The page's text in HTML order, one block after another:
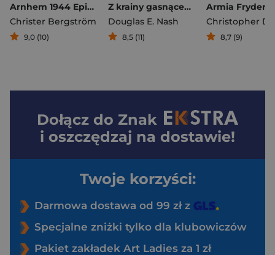
Arnhem 1944 Epicka bitwa opisana na nowo
Christer Bergström
9,0 (10)
Z krainy gasnącego słońca. Tom 1. IV Korpus Pancerny SS w walkach o Warszawę, lipiec-listopad 1944
Douglas E. Nash
8,5 (11)
Christopher
8,7 (9)
Dołącz do Znak
i oszczędzaj na dostawie!
Twoje korzyści:
Darmowa dostawa od 99 zł z
Specjalne zniżki tylko dla klubowiczów
Pakiet zakładek Art Ladies za 1 zł